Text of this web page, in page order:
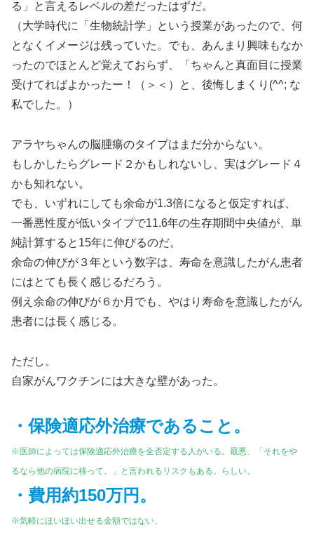
る」と言えるレベルの差だったはずだ。
（大学時代に「生物統計学」という授業があったので、何
となくイメージは残っていた。でも、あんまり興味もなか
ったのでほとんど覚えておらず、「ちゃんと真面目に授業
受けてればよかったー！（＞＜）と、後悔しまくり(^^; な
私でした。）
アラヤちゃんの脳腫瘍のタイプはまだ分からない。
もしかしたらグレード２かもしれないし、実はグレード４
かも知れない。
でも、いずれにしても余命が1.3倍になると仮定すれば、
一番悪性度が低いタイプで11.6年の生存期間中央値が、単
純計算すると15年に伸びるのだ。
余命の伸びが３年という数字は、寿命を意識したがん患者
にはとても長く感じるだろう。
例え余命の伸びが６か月でも、やはり寿命を意識したがん
患者には長く感じる。
ただし。
自家がんワクチンには大きな壁があった。
・保険適応外治療であること。
※医師によっては保険適応外治療を全否定する人がいる。最悪、「それをや
るなら他の病院に移って。」と言われるリスクもある。らしい。
・費用約150万円。
※気軽にほいほい出せる金額ではない。